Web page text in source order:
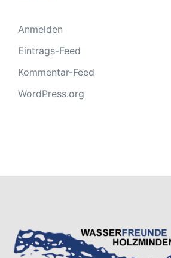
Anmelden
Eintrags-Feed
Kommentar-Feed
WordPress.org